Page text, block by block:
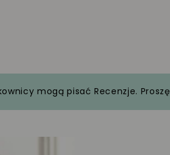
mogą pisać Recenzje. Proszę